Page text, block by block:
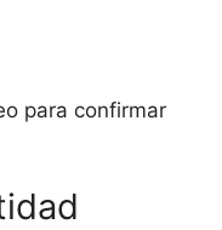
para confirmar